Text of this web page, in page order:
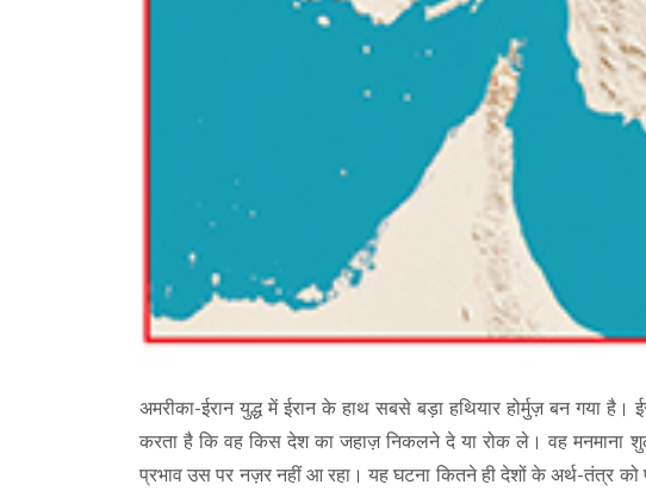
अमरीका-ईरान युद्ध में ईरान के हाथ सबसे बड़ा हथियार होर्मुज़ बन गया
करता है कि वह किस देश का जहाज़ निकलने दे या रोक ले। वह मनमाना
प्रभाव उस पर नज़र नहीं आ रहा। यह घटना कितने ही देशों के अर्थ-तंत्र